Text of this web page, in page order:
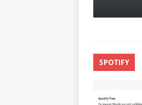
SPOTIFY